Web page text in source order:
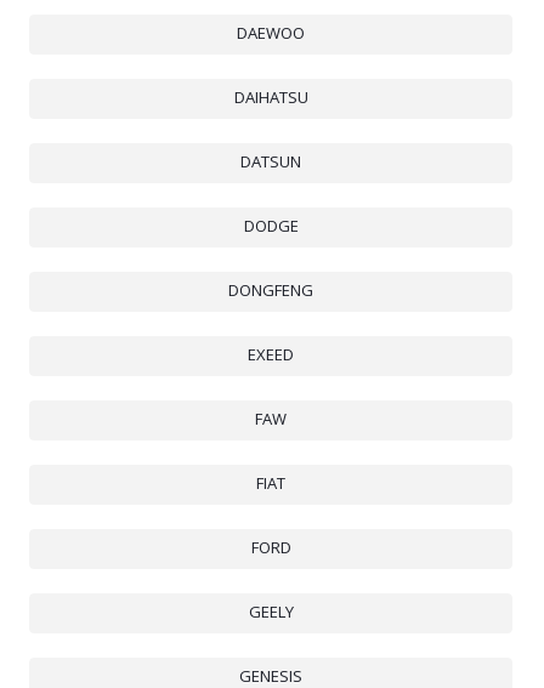
DAEWOO
DAIHATSU
DATSUN
DODGE
DONGFENG
EXEED
FAW
FIAT
FORD
GEELY
GENESIS